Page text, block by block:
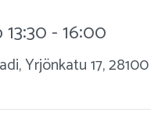
- 16:00
Yrjönkatu 17,